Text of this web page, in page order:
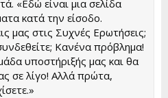
«Εδώ είναι μια σελίδα
κατά την είσοδο.
μας στις Συχνές Ερωτήσεις;
Κανένα πρόβλημα!
υποστήριξής μας και θα
σε λίγο! Αλλά πρώτα,